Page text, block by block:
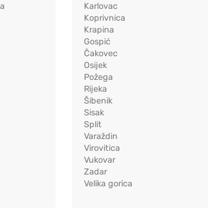
Karlovac
Koprivnica
Krapina
Gospić
Čakovec
Osijek
Požega
Rijeka
Šibenik
Sisak
Split
Varaždin
Virovitica
Vukovar
Zadar
Velika gorica